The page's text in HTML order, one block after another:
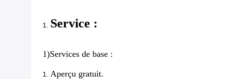
1. Service :
1)Services de base :
1. Aperçu gratuit.